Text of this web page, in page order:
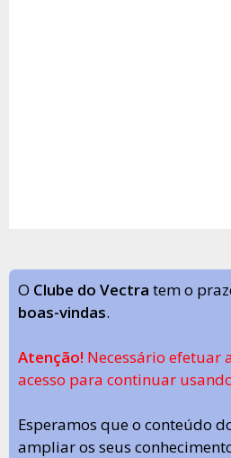
O Clube do Vectra tem o
boas-vindas.
Atenção! Necessário efetuar
acesso para continuar
Esperamos que o conteúdo
ampliar os seus